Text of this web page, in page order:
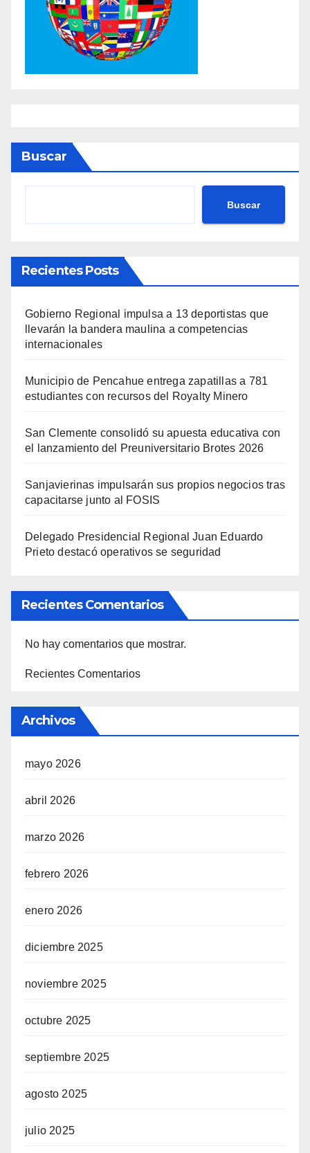
Buscar
Buscar
Recientes Posts
Gobierno Regional impulsa a 13 deportistas que
llevarán la bandera maulina a competencias
internacionales
Municipio de Pencahue entrega zapatillas a 781
estudiantes con recursos del Royalty Minero
San Clemente consolidó su apuesta educativa con
el lanzamiento del Preuniversitario Brotes 2026
Sanjavierinas impulsarán sus propios negocios tras
capacitarse junto al FOSIS
Delegado Presidencial Regional Juan Eduardo
Prieto destacó operativos se seguridad
Recientes Comentarios
No hay comentarios que mostrar.
Recientes Comentarios
Archivos
mayo 2026
abril 2026
marzo 2026
febrero 2026
enero 2026
diciembre 2025
noviembre 2025
octubre 2025
septiembre 2025
agosto 2025
julio 2025